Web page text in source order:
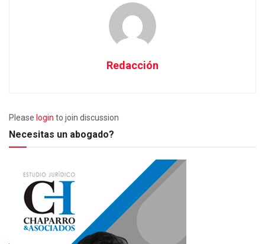
Redacción
Please login to join discussion
Necesitas un abogado?